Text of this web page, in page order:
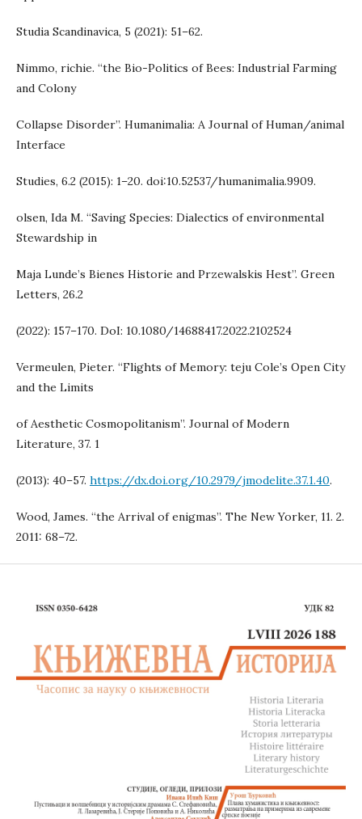
Studia Scandinavica, 5 (2021): 51–62.
Nimmo, richie. “the Bio-Politics of Bees: Industrial Farming
and Colony
Collapse Disorder”. Humanimalia: A Journal of Human/animal
Interface
Studies, 6.2 (2015): 1–20. doi:10.52537/humanimalia.9909.
olsen, Ida M. “Saving Species: Dialectics of environmental
Stewardship in
Maja Lunde’s Bienes Historie and Przewalskis Hest”. Green
Letters, 26.2
(2022): 157–170. DoI: 10.1080/14688417.2022.2102524
Vermeulen, Pieter. “Flights of Memory: teju Cole’s Open City
and the Limits
of Aesthetic Cosmopolitanism”. Journal of Modern
Literature, 37. 1
(2013): 40–57. https://dx.doi.org/10.2979/jmodelite.37.1.40.
Wood, James. “the Arrival of enigmas”. The New Yorker, 11. 2.
2011: 68–72.